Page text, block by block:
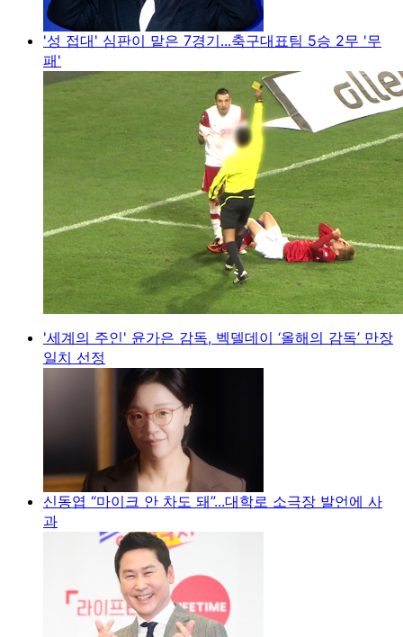
'성 접대' 심판이 맡은 7경기...축구대표팀 5승 2무 '무
패'
'세계의 주인' 윤가은 감독, 벡델데이 ‘올해의 감독’ 만장
일치 선정
신동엽 “마이크 안 차도 돼”...대학로 소극장 발언에 사
과